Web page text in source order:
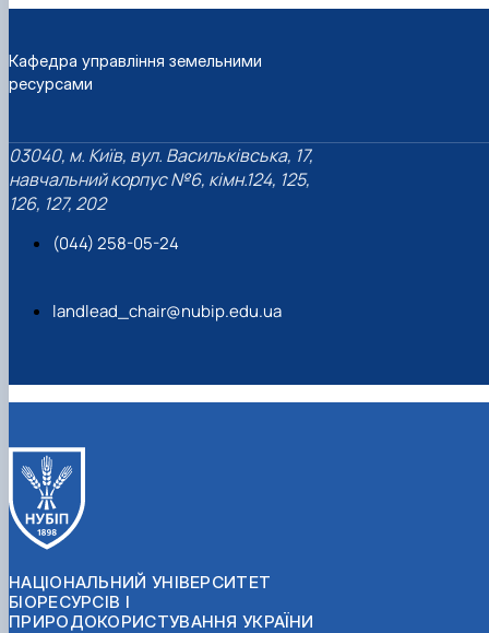
Кафедра управління земельними
ресурсами
03040, м. Київ, вул. Васильківська, 17,
навчальний корпус №6, кімн.124, 125,
126, 127, 202
(044) 258-05-24
landlead_chair@nubip.edu.ua
НАЦІОНАЛЬНИЙ УНІВЕРСИТЕТ
БІОРЕСУРСІВ І
ПРИРОДОКОРИСТУВАННЯ УКРАЇНИ